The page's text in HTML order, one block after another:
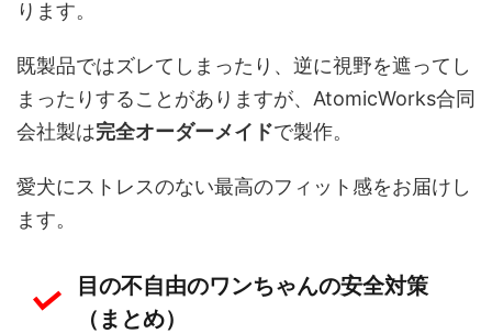
ります。
既製品ではズレてしまったり、逆に視野を遮ってし
まったりすることがありますが、AtomicWorks合同
会社製は完全オーダーメイドで製作。
愛犬にストレスのない最高のフィット感をお届けし
ます。
目の不自由のワンちゃんの安全対策
（まとめ）